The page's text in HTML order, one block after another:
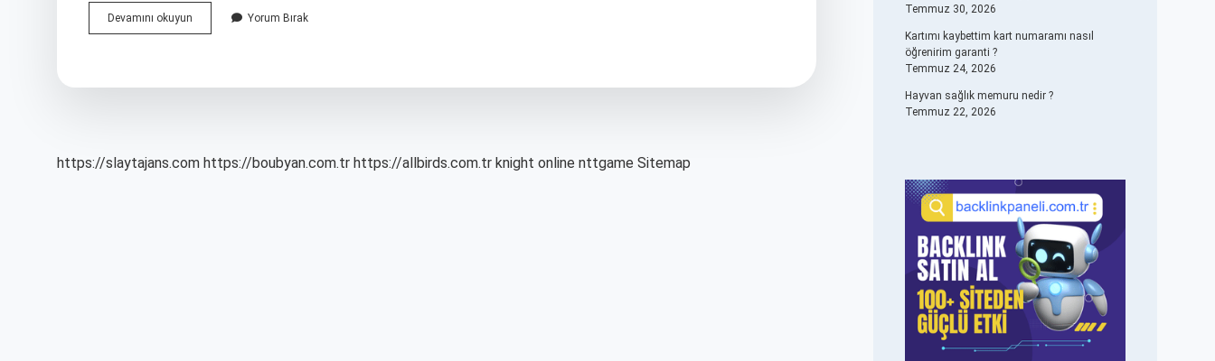
Devamını okuyun
Sınıf
Yorum Bırak
https://slaytajans.com https://boubyan.com.tr https://allbirds.com.tr knight online nttgame Sitemap
Temmuz 30, 2026
Kartımı kaybettim kart numaramı nasıl
öğrenirim garanti ?
Temmuz 24, 2026
Hayvan sağlık memuru nedir ?
Temmuz 22, 2026